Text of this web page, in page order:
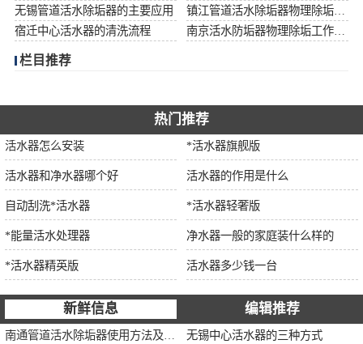
无锡管道活水除垢器的主要应用
宿迁中心活水器的清洗流程
栏目推荐
热门推荐
活水器怎么安装 *活水器旗舰版
活水器和净水器哪个好 活水器的作用是什么
自动刮洗*活水器 *活水器轻奢版
*能量活水处理器 净水器一般的家庭装什么样的
*活水器精英版 活水器多少钱一台
新鲜信息 编辑推荐
无锡中心活水器的三种方式